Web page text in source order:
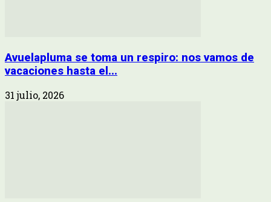
Avuelapluma se toma un respiro: nos vamos de
vacaciones hasta el...
31 julio, 2026